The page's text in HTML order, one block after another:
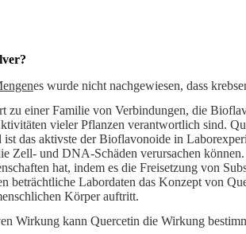
es wurde nicht nachgewiesen, dass
zu einer Familie von Verbindungen, die
vieler Pflanzen verantwortlich sind.
das aktivste der Bioflavonoide in
Zell- und DNA-Schäden verursachen
hat, indem es die Freisetzung von
beträchtliche Labordaten das Konzept von
Körper auftritt.
Wirkung kann Quercetin die Wirkung